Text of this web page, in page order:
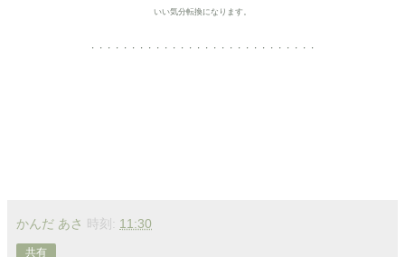
いい気分転換になります。
・・・・・・・・・・・・・・・・・・・・・・・・・・・・
かんだ あさ 時刻: 11:30
共有